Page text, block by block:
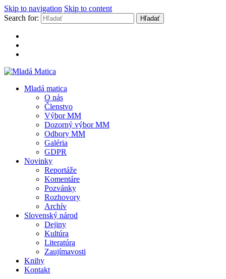
Skip to navigation Skip to content
Search for:
Mladá Matica
Mladá matica
O nás
Členstvo
Výbor MM
Dozorný výbor MM
Odbory MM
Galéria
GDPR
Novinky
Reportáže
Komentáre
Pozvánky
Rozhovory
Archív
Slovenský národ
Dejiny
Kultúra
Literatúra
Zaujímavosti
Knihy
Kontakt